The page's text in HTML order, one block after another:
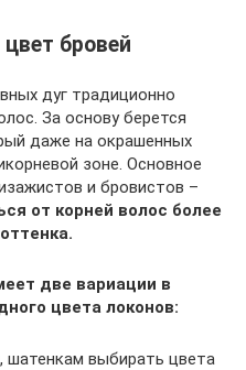
бровей
дуг традиционно
За основу берется
даже на окрашенных
зоне. Основное
и бровистов –
от корней волос более
две вариации в
цвета локонов:
выбирать цвета